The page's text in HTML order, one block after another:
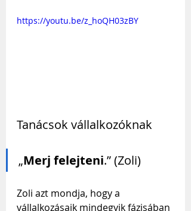
https://youtu.be/z_hoQH03zBY
Tanácsok vállalkozóknak
„Merj felejteni.” (Zoli)
Zoli azt mondja, hogy a
vállalkozásaik mindegyik fázisában